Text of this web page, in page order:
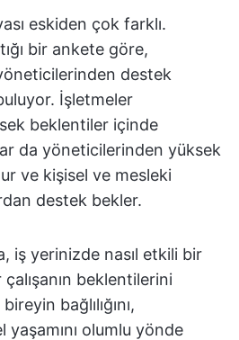
eskiden çok farklı.
bir ankete göre,
destek
İşletmeler
beklentiler içinde
da yöneticilerinden yüksek
ve kişisel ve mesleki
destek bekler.
iş yerinizde nasıl etkili bir
beklentilerini
bağlılığını,
olumlu yönde